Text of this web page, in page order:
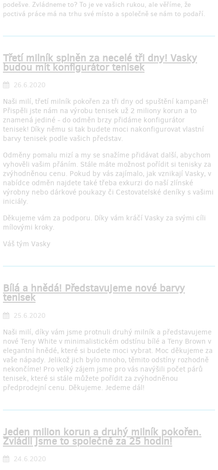
podešve. Zvládneme to? To je ve vašich rukou, ale věříme, že
poctivá práce má na trhu své místo a společně se nám to podaří.
Třetí milník splněn za necelé tři dny! Vasky
budou mít konfigurátor tenisek
26.6.2020
Naši milí, třetí milník pokořen za tři dny od spuštění kampaně!
Přispěli jste nám na výrobu tenisek už 2 miliony korun a to
znamená jediné - do odměn brzy přidáme konfigurátor
tenisek! Díky němu si tak budete moci nakonfigurovat vlastní
barvy tenisek podle vašich představ.
Odměny pomalu mizí a my se snažíme přidávat další, abychom
vyhověli vašim přáním. Stále máte možnost pořídit si tenisky za
zvýhodněnou cenu. Pokud by vás zajímalo, jak vznikají Vasky, v
nabídce odměn najdete také třeba exkurzi do naší zlínské
výrobny nebo dárkové poukazy či Cestovatelské deníky s vašimi
iniciály.
Děkujeme vám za podporu. Díky vám kráčí Vasky za svými cíli
mílovými kroky.
Váš tým Vasky
Bílá a hnědá! Představujeme nové barvy
tenisek
25.6.2020
Naši milí, díky vám jsme protnuli druhý milník a představujeme
nové Teny White v minimalistickém odstínu bílé a Teny Brown v
elegantní hnědé, které si budete moci vybrat. Moc děkujeme za
vaše nápady. Jelikož jich bylo mnoho, těmito odstíny rozhodně
nekončíme! Pro velký zájem jsme pro vás navýšili počet párů
tenisek, které si stále můžete pořídit za zvýhodněnou
předprodejní cenu. Děkujeme. Jedeme dál!
Jeden milion korun a druhý milník pokořen.
Zvládli jsme to společně za 25 hodin!
24.6.2020